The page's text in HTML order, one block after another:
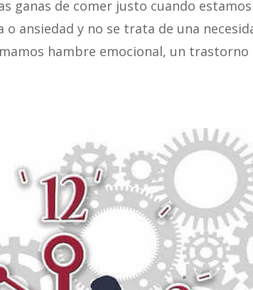
ganas de comer justo cuando
ansiedad y no se trata de una
hambre emocional, un